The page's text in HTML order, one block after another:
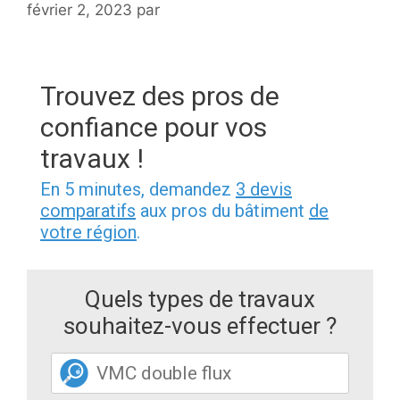
février 2, 2023 par
Trouvez des pros de
confiance pour vos
travaux !
En 5 minutes, demandez 3 devis
comparatifs aux pros du bâtiment de
votre région.
Quels types de travaux
souhaitez-vous effectuer ?